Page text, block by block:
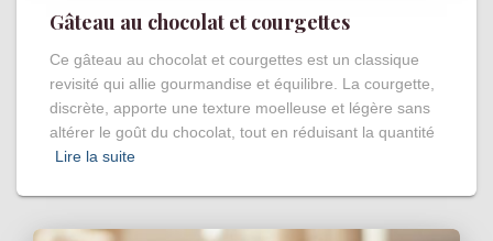
Gâteau au chocolat et courgettes
Ce gâteau au chocolat et courgettes est un classique
revisité qui allie gourmandise et équilibre. La courgette,
discrète, apporte une texture moelleuse et légère sans
altérer le goût du chocolat, tout en réduisant la quantité
Lire la suite